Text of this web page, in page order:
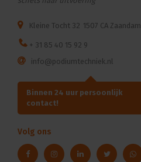
Kleine Tocht 32 1507 CA Zaandam
+ 31 85 40 15 92 9
info@podiumtechniek.nl
Binnen 24 uur persoonlijk
contact!
Volg ons